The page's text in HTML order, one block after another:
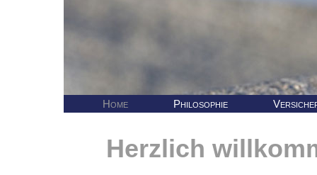
Home Philosophie
Herzlich